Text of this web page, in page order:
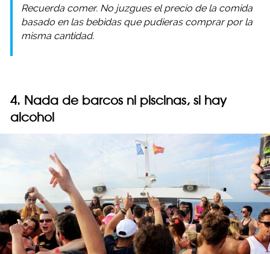
Recuerda comer. No juzgues el precio de la comida
basado en las bebidas que pudieras comprar por la
misma cantidad.
4. Nada de barcos ni piscinas, si hay
alcohol